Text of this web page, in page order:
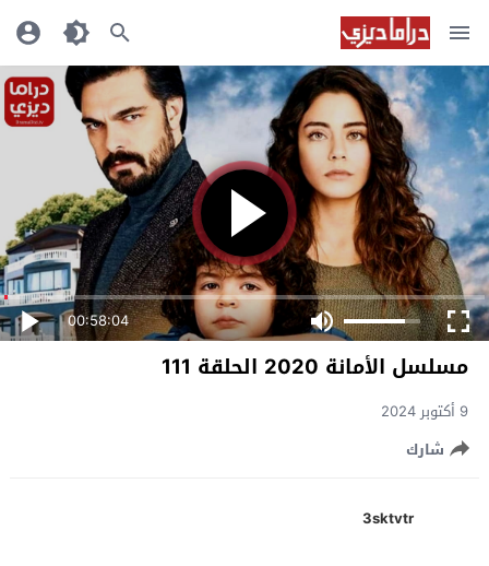
00:58:04
مسلسل الأمانة 2020 الحلقة 111
9 أكتوبر 2024
شارك
3sktvtr